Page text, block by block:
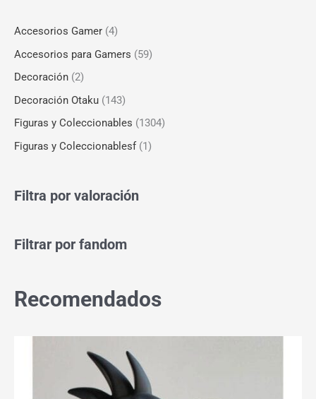
Accesorios Gamer (4)
Accesorios para Gamers (59)
Decoración (2)
Decoración Otaku (143)
Figuras y Coleccionables (1304)
Figuras y Coleccionablesf (1)
Filtra por valoración
Filtrar por fandom
Recomendados